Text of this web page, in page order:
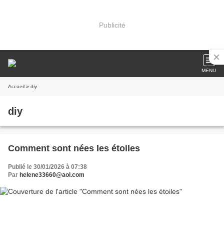
Publicité
MENU
Accueil » diy
diy
Comment sont nées les étoiles
Publié le 30/01/2026 à 07:38
Par helene33660@aol.com